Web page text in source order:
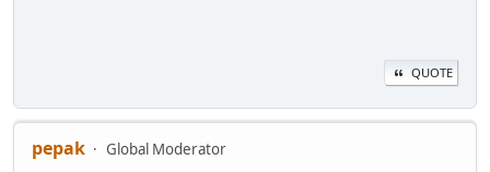
QUOTE
pepak
Global Moderator